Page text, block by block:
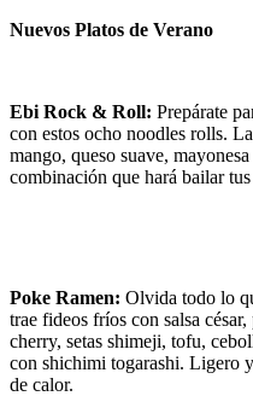
Nuevos Platos de Verano
Ebi Rock & Roll: Prepárate
con estos ocho noodles rolls.
mango, queso suave,
combinación que hará bailar
Poke Ramen: Olvida todo lo
trae fideos fríos con salsa
cherry, setas shimeji, tofu,
con shichimi togarashi. Ligero
de calor.